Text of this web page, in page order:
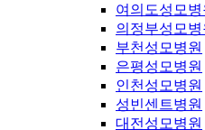
여의도성모병
의정부성모병
부천성모병원
은평성모병원
인천성모병원
성빈센트병원
대전성모병원